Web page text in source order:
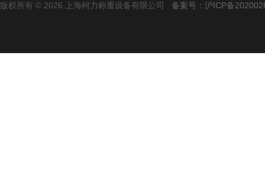
版权所有 © 2026 上海柯力称重设备有限公司 备案号：沪ICP备